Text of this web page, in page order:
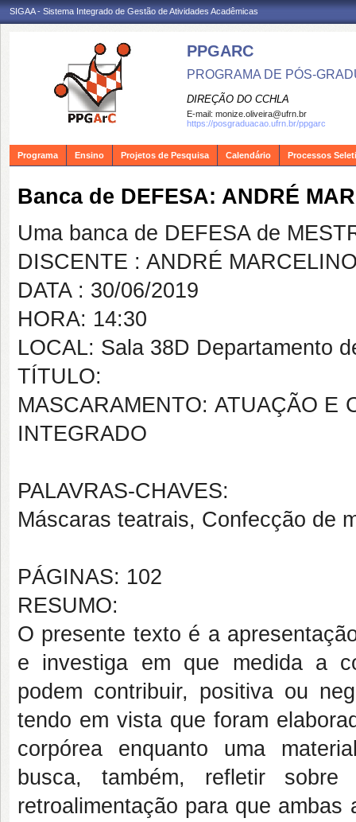
SIGAA - Sistema Integrado de Gestão de Atividades Acadêmicas
PPGARC
PROGRAMA DE PÓS-
DIREÇÃO DO CCHLA
E-mail: monize.oliveira@ufrn.br
https://posgraduacao.ufrn.br/ppgarc
Programa Ensino Projetos de Pesquisa Calendário Processos
Banca de DEFESA: ANDRÉ
Uma banca de DEFESA de
DISCENTE : ANDRÉ
DATA : 30/06/2019
HORA: 14:30
LOCAL: Sala 38D Departamento
TÍTULO:
MASCARAMENTO: ATUAÇÃO E
INTEGRADO
PALAVRAS-CHAVES:
Máscaras teatrais, Confecção de
PÁGINAS: 102
RESUMO:
O presente texto é a
e investiga em que medida a
podem contribuir, positiva ou
tendo em vista que foram
corpórea enquanto uma
busca, também, refletir
retroalimentação para que